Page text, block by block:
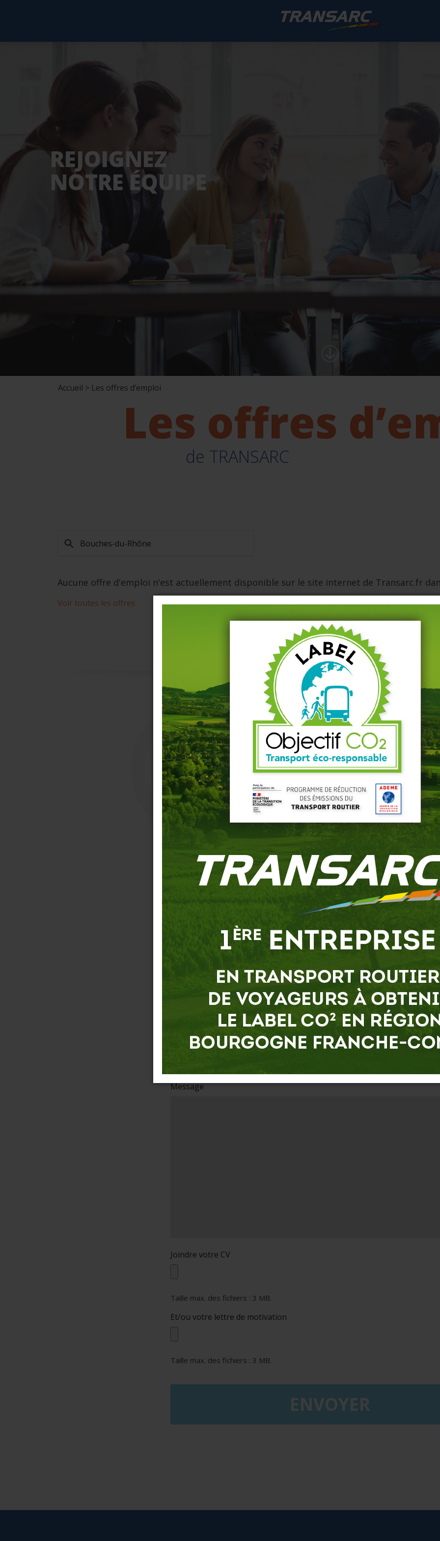
REJOIGNEZ
NOTRE ÉQUIPE
Accueil > Les offres d’emploi
Les offres
de TRANSARC
Aucune offre d'emploi n'est actuellement disponible sur le site internet de Transarc.fr
Voir toutes les offres
DÉPOSEZ VOTRE CANDIDATURE
Contactez-nous, nous avons peut-être un poste
E-mail*
Téléphone *
Message
Joindre votre CV
Taille max. des fichiers : 3 MB.
Et/ou votre lettre de motivation
Taille max. des fichiers : 3 MB.